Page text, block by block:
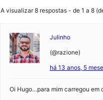
A visualizar 8 respostas - de 1 a 8
Julinho
(@razione)
há 13 anos, 5
Oi Hugo…para mim carregou em